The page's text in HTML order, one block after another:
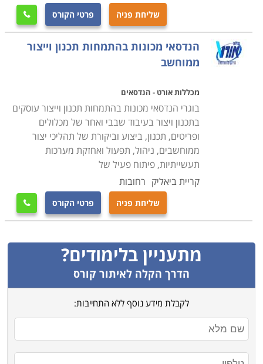
שליחת פניה פרטי הקורס 
הנדסאי מכונות בהתמחות תכנון וייצור
ממוחשב
מכללות אורט - הנדסאים
בוגרי הנדסאי מכונות בהתמחות תכנון וייצור עוסקים
בתכנון ויצור בעיבוד שבבי ואחר של מכלולים
ופריטים, תכנון, ביצוע וביקורת של תהליכי יצור
ממוחשבים, ניהול, תפעול ואחזקת מערכות
תעשייתיות, פיתוח פעיל של
קריית ביאליק רחובות
שליחת פניה פרטי הקורס 
מתעניין בלימודים?
הדרך הקלה לאיתור קורס
לקבלת מידע נוסף ללא התחייבות: